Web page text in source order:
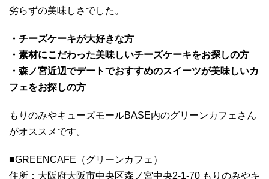
劣らずの美味しさでした。
・チーズケーキが大好きな方
・素材にこだわった美味しいチーズケーキをお探しの方
・森ノ宮近辺でデートでおすすめのスイーツが美味しいカ
フェをお探しの方
もりのみやキューズモールBASE内のグリーンカフェさん
がオススメです。
■GREENCAFE（グリーンカフェ）
住所：大阪府大阪市中央区森ノ宮中央2-1-70 もりのみやキ